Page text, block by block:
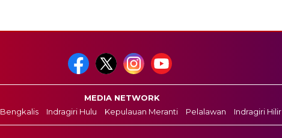
MEDIA NETWORK
Bengkalis Indragiri Hulu Kepulauan Meranti Pelalawan Indragiri Hilir